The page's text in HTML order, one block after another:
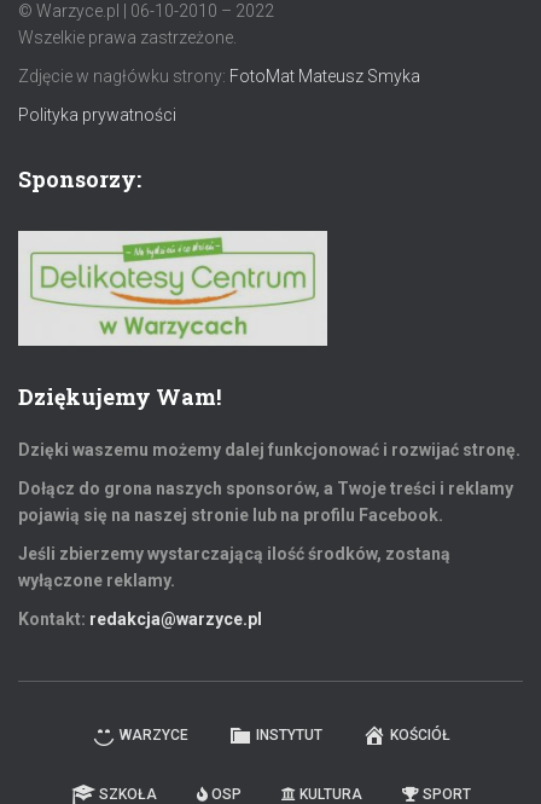
© Warzyce.pl | 06-10-2010 – 2022
Wszelkie prawa zastrzeżone.
Zdjęcie w nagłówku strony: FotoMat Mateusz Smyka
Polityka prywatności
Sponsorzy:
Dziękujemy Wam!
Dzięki waszemu możemy dalej funkcjonować i rozwijać stronę.
Dołącz do grona naszych sponsorów, a Twoje treści i reklamy
pojawią się na naszej stronie lub na profilu Facebook.
Jeśli zbierzemy wystarczającą ilość środków, zostaną
wyłączone reklamy.
Kontakt: redakcja@warzyce.pl
WARZYCE INSTYTUT KOŚCIÓŁ
SZKOŁA OSP KULTURA SPORT